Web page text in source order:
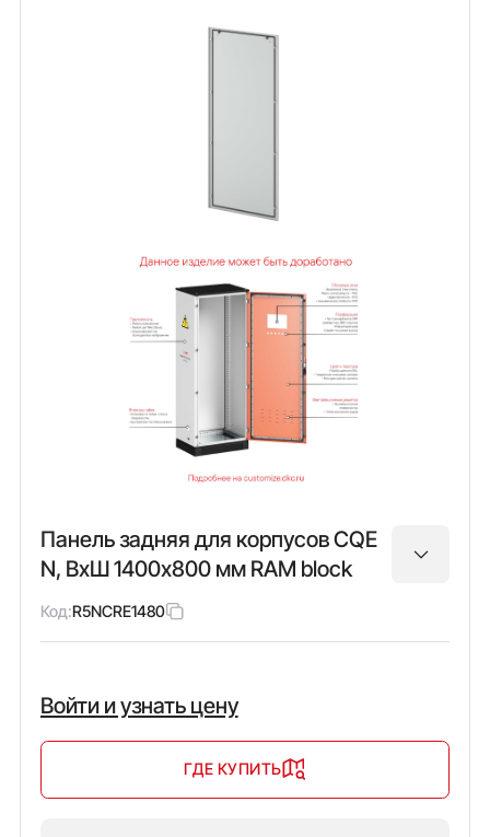
Панель задняя для корпусов CQE
N, ВхШ 1400х800 мм RAM block
Код:R5NCRE1480
Войти и узнать цену
ГДЕ КУПИТЬ